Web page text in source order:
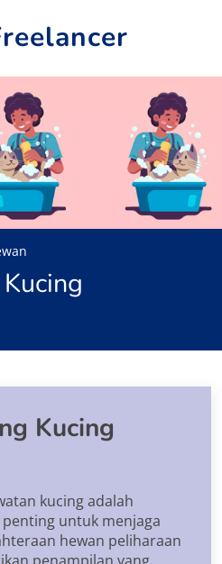
Kucing
kucing adalah
untuk menjaga
hewan peliharaan